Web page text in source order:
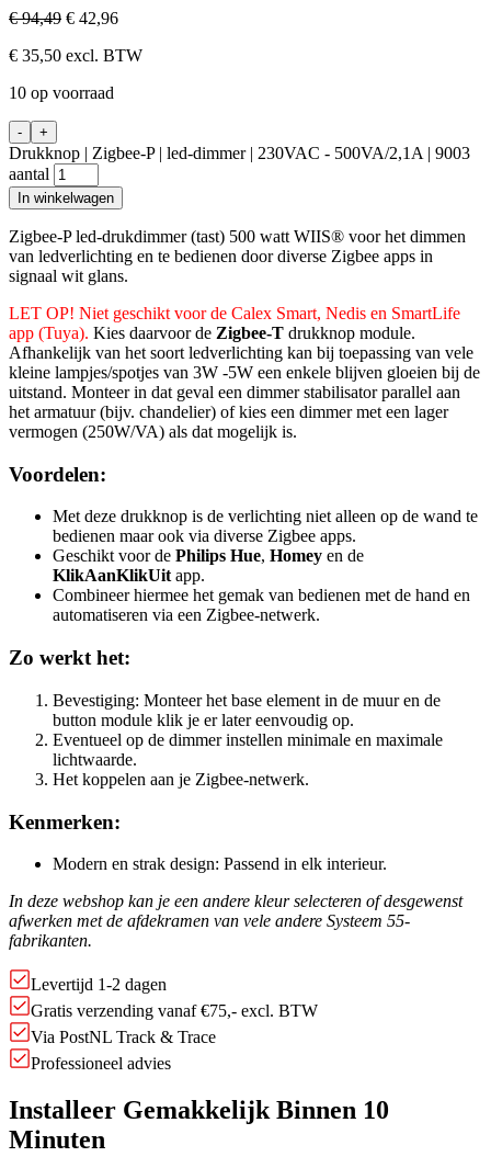
€94,49 € 42,96
€ 35,50 excl. BTW
10 op voorraad
- +
Drukknop | Zigbee-P | led-dimmer | 230VAC - 500VA/2,1A | 9003
aantal
In winkelwagen
Zigbee-P led-drukdimmer (tast) 500 watt WIIS® voor het dimmen
van ledverlichting en te bedienen door diverse Zigbee apps in
signaal wit glans.
LET OP! Niet geschikt voor de Calex Smart, Nedis en SmartLife
app (Tuya). Kies daarvoor de Zigbee-T drukknop module.
Afhankelijk van het soort ledverlichting kan bij toepassing van vele
kleine lampjes/spotjes van 3W -5W een enkele blijven gloeien bij de
uitstand. Monteer in dat geval een dimmer stabilisator parallel aan
het armatuur (bijv. chandelier) of kies een dimmer met een lager
vermogen (250W/VA) als dat mogelijk is.
Voordelen:
Met deze drukknop is de verlichting niet alleen op de wand te
bedienen maar ook via diverse Zigbee apps.
Geschikt voor de Philips Hue, Homey en de
KlikAanKlikUitapp.
Combineer hiermee het gemak van bedienen met de hand en
automatiseren via een Zigbee-netwerk.
Zo werkt het:
Bevestiging: Monteer het base element in de muur en de
button module klik je er later eenvoudig op.
Eventueel op de dimmer instellen minimale en maximale
lichtwaarde.
Het koppelen aan je Zigbee-netwerk.
Kenmerken:
Modern en strak design: Passend in elk interieur.
In deze webshop kan je een andere kleur selecteren of desgewenst
afwerken met de afdekramen van vele andere Systeem 55-
fabrikanten.
Levertijd 1-2 dagen
Gratis verzending vanaf €75,- excl. BTW
Via PostNL Track & Trace
Professioneel advies
Installeer Gemakkelijk Binnen 10
Minuten